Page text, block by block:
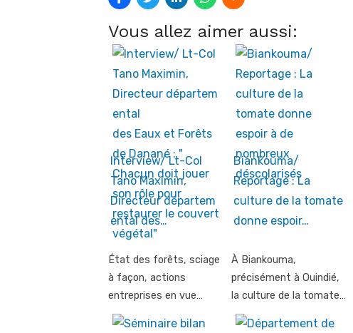
Vous allez aimer aussi:
Interview/ Lt-Col
Tano Maximin,
Directeur départem
ental des…
État des forêts, sciage
à façon, actions
entreprises en vue…
Biankouma/
Reportage : La
culture de la tomate
donne espoir…
À Biankouma,
précisément à Ouindié,
la culture de la tomate…